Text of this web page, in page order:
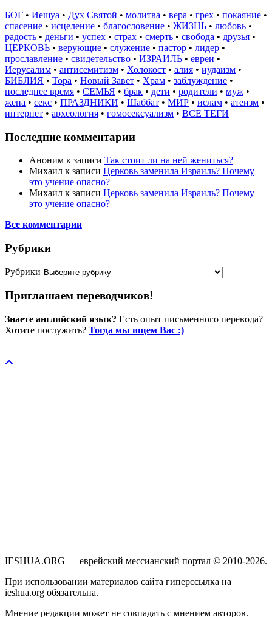
БОГ • Иешуа • Дух Святой • молитва • вера • грех • покаяние •
спасение • исцеление • благословение • ЖИЗНЬ • любовь •
радость • деньги • успех • страх • смерть • свобода • друзья •
ЦЕРКОВЬ • верующие • служение • пастор • лидер •
прославление • свидетельство • ИЗРАИЛЬ • евреи •
Иерусалим • антисемитизм • Холокост • алия • иудаизм •
БИБЛИЯ • Тора • Новый Завет • Храм • заблуждение •
последнее время • СЕМЬЯ • брак • дети • родители • муж •
жена • секс • ПРАЗДНИКИ • Шаббат • МИР • ислам • атеизм •
интернет • археология • гомосексуализм • ВСЕ ТЕГИ
Последние комментарии
Аноним к записи Так стоит ли на ней жениться?
Михаил к записи Церковь заменила Израиль? Почему
это учение опасно?
Михаил к записи Церковь заменила Израиль? Почему
это учение опасно?
Все комментарии
Рубрики
Рубрики
Приглашаем переводчиков!
Знаете английский язык? Есть опыт письменного перевода?
Хотите послужить? Тогда мы ищем Вас :)
IESHUA.ORG — еврейский мессианский портал © 2010-2026.
При использовании материалов сайта гиперссылка на
ieshua.org обязательна.
Мнение редакции может не совпадать с мнением авторов.